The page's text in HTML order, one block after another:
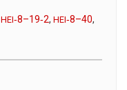
HEI‑8–19‑2, HEI‑8–40,